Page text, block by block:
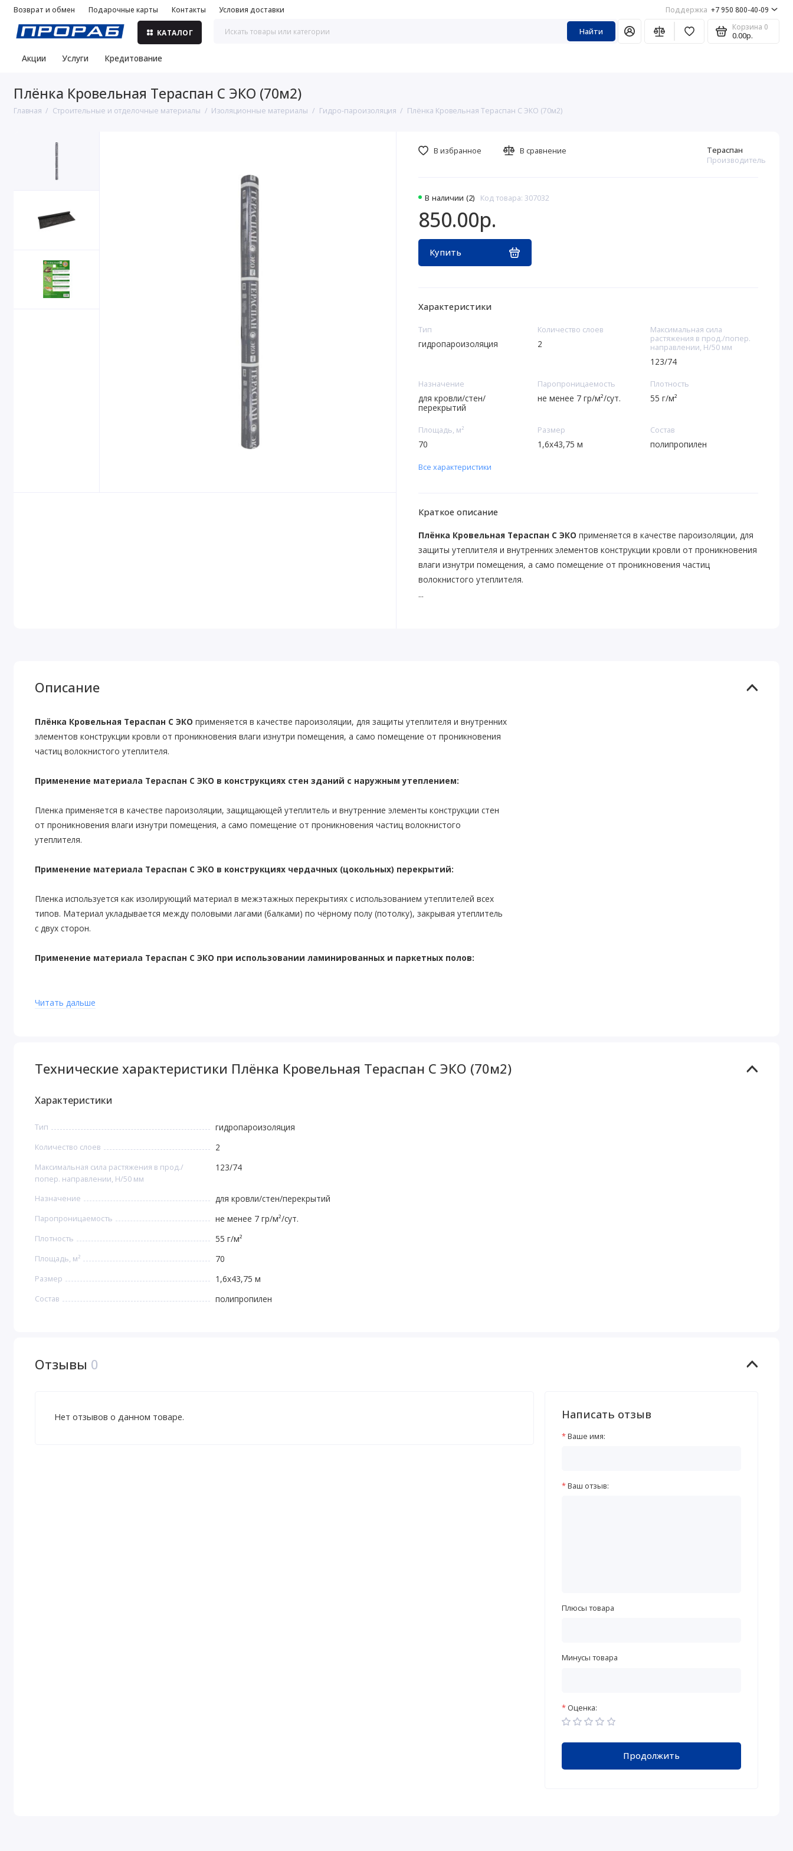
Возврат и обмен Подарочные карты Контакты Условия доставки Поддержка +7 950 800-40-09
КАТАЛОГ Найти Корзина 0
0.00р.
Акции Услуги Кредитование
Плёнка Кровельная Тераспан C ЭКО (70м2)
Главная Строительные и отделочные материалы Изоляционные материалы Гидро-пароизоляция Плёнка Кровельная Тераспан C ЭКО (70м2)
В наличии (2) Код товара: 307032
Тераспан
Производитель
850.00р.
Купить
В избранное В сравнение
Характеристики
Тип
гидропароизоляция
Количество слоев
2
Максимальная сила
растяжения в прод./попер.
направлении, Н/50 мм
123/74
Назначение
для кровли/стен/
перекрытий
Паропроницаемость
не менее 7 гр/м²/сут.
Плотность
55 г/м²
Площадь, м²
70
Размер
1,6х43,75 м
Состав
полипропилен
Все характеристики
Краткое описание
Плёнка Кровельная Тераспан C ЭКО применяется в качестве пароизоляции, для
защиты утеплителя и внутренних элементов конструкции кровли от проникновения
влаги изнутри помещения, а само помещение от проникновения частиц
волокнистого утеплителя.
...
Описание
Плёнка Кровельная Тераспан C ЭКО применяется в качестве пароизоляции, для защиты утеплителя и внутренних
элементов конструкции кровли от проникновения влаги изнутри помещения, а само помещение от проникновения
частиц волокнистого утеплителя.
Применение материала Тераспан С ЭКО в конструкциях стен зданий с наружным утеплением:
Пленка применяется в качестве пароизоляции, защищающей утеплитель и внутренние элементы конструкции стен
от проникновения влаги изнутри помещения, а само помещение от проникновения частиц волокнистого
утеплителя.
Применение материала Тераспан С ЭКО в конструкциях чердачных (цокольных) перекрытий:
Пленка используется как изолирующий материал в межэтажных перекрытиях с использованием утеплителей всех
типов. Материал укладывается между половыми лагами (балками) по чёрному полу (потолку), закрывая утеплитель
с двух сторон.
Применение материала Тераспан С ЭКО при использовании ламинированных и паркетных полов:
иным неорганическим основаниям. Укладывается на цементную стяжку под покрытием пола.
Читать дальше
Технические характеристики Плёнка Кровельная Тераспан C ЭКО (70м2)
Характеристики
Тип гидропароизоляция
Количество слоев 2
Максимальная сила растяжения в прод./
попер. направлении, Н/50 мм
123/74
Назначение для кровли/стен/перекрытий
Паропроницаемость не менее 7 гр/м²/сут.
Плотность 55 г/м²
Площадь, м² 70
Размер 1,6х43,75 м
Состав полипропилен
Отзывы 0
Нет отзывов о данном товаре. Написать отзыв
Ваше имя:
Ваш отзыв:
Плюсы товара
Минусы товара
Оценка:
Продолжить